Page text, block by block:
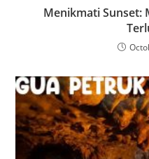
Menikmati Sunset: